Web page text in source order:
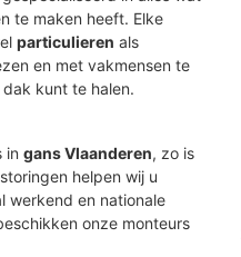
te maken heeft. Elke
particulieren als
en met vakmensen te
kunt te halen.
ingans Vlaanderen, zo is
helpen wij u
werkend en nationale
onze monteurs